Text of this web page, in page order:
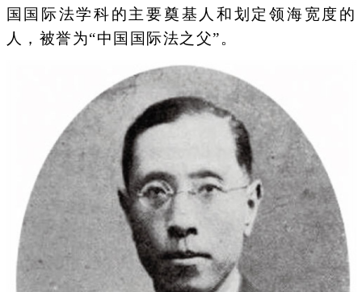
国国际法学科的主要奠基人和划定领海宽度的
人，被誉为“中国国际法之父”。